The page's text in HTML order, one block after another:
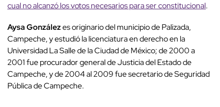
cual no alcanzó los votos necesarios para ser constitucional.
Aysa Gonzálezes originario del municipio de Palizada,
Campeche, y estudió la licenciatura en derecho en la
Universidad La Salle de la Ciudad de México; de 2000 a
2001 fue procurador general de Justicia del Estado de
Campeche, y de 2004 al 2009 fue secretario de Seguridad
Pública de Campeche.